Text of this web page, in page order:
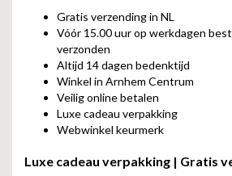
Gratis verzending in NL
Vóór 15.00 uur op werkdagen
verzonden
Altijd 14 dagen bedenktijd
Winkel in Arnhem Centrum
Veilig online betalen
Luxe cadeau verpakking
Webwinkel keurmerk
Luxe cadeau verpakking | Gratis